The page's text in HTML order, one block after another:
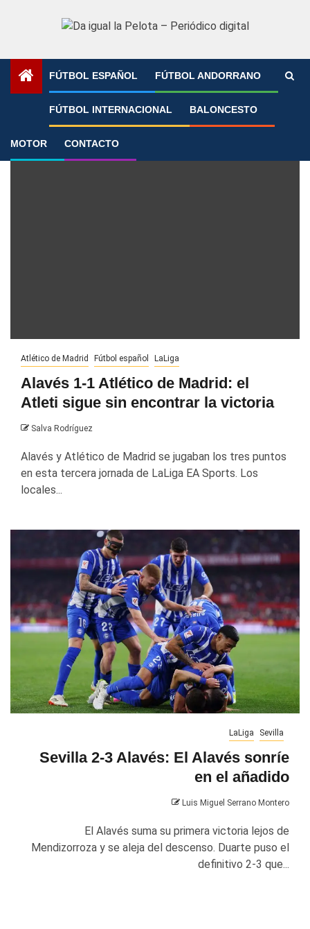
FÚTBOL ESPAÑOL FÚTBOL ANDORRANO
FÚTBOL INTERNACIONAL BALONCESTO
MOTOR CONTACTO
»
Carlos Vicente
Atlético de Madrid Fútbol español LaLiga
Alavés 1-1 Atlético de Madrid: el
Atleti sigue sin encontrar la victoria
Salva Rodríguez
Alavés y Atlético de Madrid se jugaban los tres puntos
en esta tercera jornada de LaLiga EA Sports. Los
locales...
LaLiga Sevilla
Sevilla 2-3 Alavés: El Alavés sonríe
en el añadido
Luis Miguel Serrano Montero
El Alavés suma su primera victoria lejos de
Mendizorroza y se aleja del descenso. Duarte puso el
definitivo 2-3 que...